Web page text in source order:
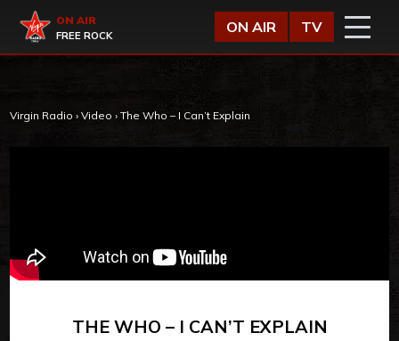
Virgin Radio
ON AIR
FREE ROCK
ON AIR TV
Virgin Radio › Video › The Who – I Can’t Explain
THE WHO – I CAN’T EXPLAIN